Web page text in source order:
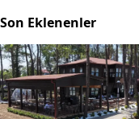
Son Eklenenler